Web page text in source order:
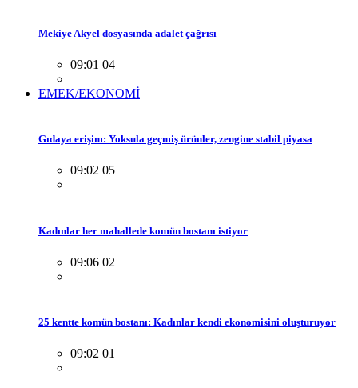
Mekiye Akyel dosyasında adalet çağrısı
09:01 04
EMEK/EKONOMİ
Gıdaya erişim: Yoksula geçmiş ürünler, zengine stabil piyasa
09:02 05
Kadınlar her mahallede komün bostanı istiyor
09:06 02
25 kentte komün bostanı: Kadınlar kendi ekonomisini oluşturuyor
09:02 01